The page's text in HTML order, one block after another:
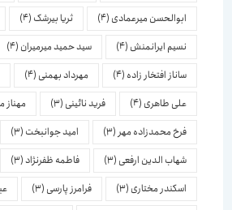
ابوالحسن میرعمادی(4) ثریا بیرشک(4)
نسیم ایرانمنش(4) سید حمید میرمیران(4)
ساناز افتخار زاده(4) مهرداد بهمنی(4)
علی طاهری(4) فرید نائینی(3) مهناز
فرخ محمدزاده مهر (3) امید جوانبخت(3)
شهاب الدین ارفعی(3) فاطمه ظفرنژاد(3)
اسكندر مختاری(3) فرامرز پارسی(3)